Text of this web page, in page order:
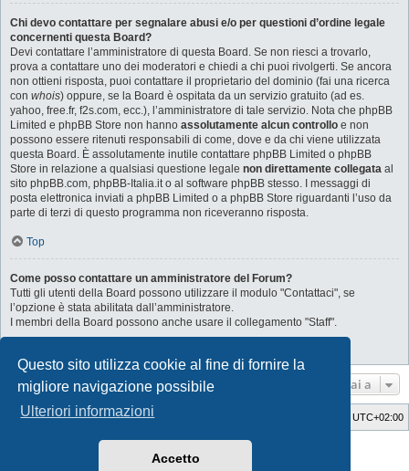
Questo sito utilizza cookie al fine di fornire la
migliore navigazione possibile
Ulteriori informazioni
Accetto
Chi devo contattare per segnalare abusi e/o per questioni d’ordine legale
concernenti questa Board?
Devi contattare l’amministratore di questa Board. Se non riesci a trovarlo,
prova a contattare uno dei moderatori e chiedi a chi puoi rivolgerti. Se ancora
non ottieni risposta, puoi contattare il proprietario del dominio (fai una ricerca
con whois) oppure, se la Board è ospitata da un servizio gratuito (ad es.
yahoo, free.fr, f2s.com, ecc.), l’amministratore di tale servizio. Nota che phpBB
Limited e phpBB Store non hanno assolutamente alcun controllo e non
possono essere ritenuti responsabili di come, dove e da chi viene utilizzata
questa Board. È assolutamente inutile contattare phpBB Limited o phpBB
Store in relazione a qualsiasi questione legale non direttamente collegata al
sito phpBB.com, phpBB-Italia.it o al software phpBB stesso. I messaggi di
posta elettronica inviati a phpBB Limited o a phpBB Store riguardanti l’uso da
parte di terzi di questo programma non riceveranno risposta.
Top
Come posso contattare un amministratore del Forum?
Tutti gli utenti della Board possono utilizzare il modulo "Contattaci", se
l’opzione è stata abilitata dall’amministratore.
I membri della Board possono anche usare il collegamento "Staff".
Vai a
Indice UTC+02:00
GTA game
phpBB® Forum Software © phpBB Limited